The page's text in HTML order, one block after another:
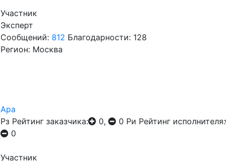
Участник
Эксперт
Сообщений: 812 Благодарности: 128
Регион: Москва
Ара
Рз Рейтинг заказчика: 0, 0 Ри Рейтинг исполнителя:
0
Участник